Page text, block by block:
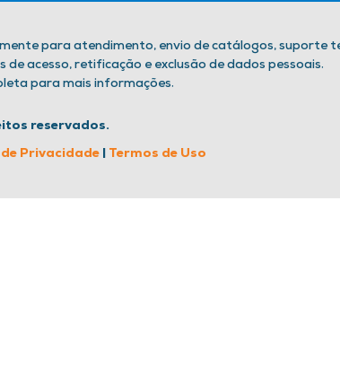
para atendimento, envio de catálogos, suporte
acesso, retificação e exclusão de dados pessoais.
para mais informações.
reservados.
Privacidade | Termos de Uso